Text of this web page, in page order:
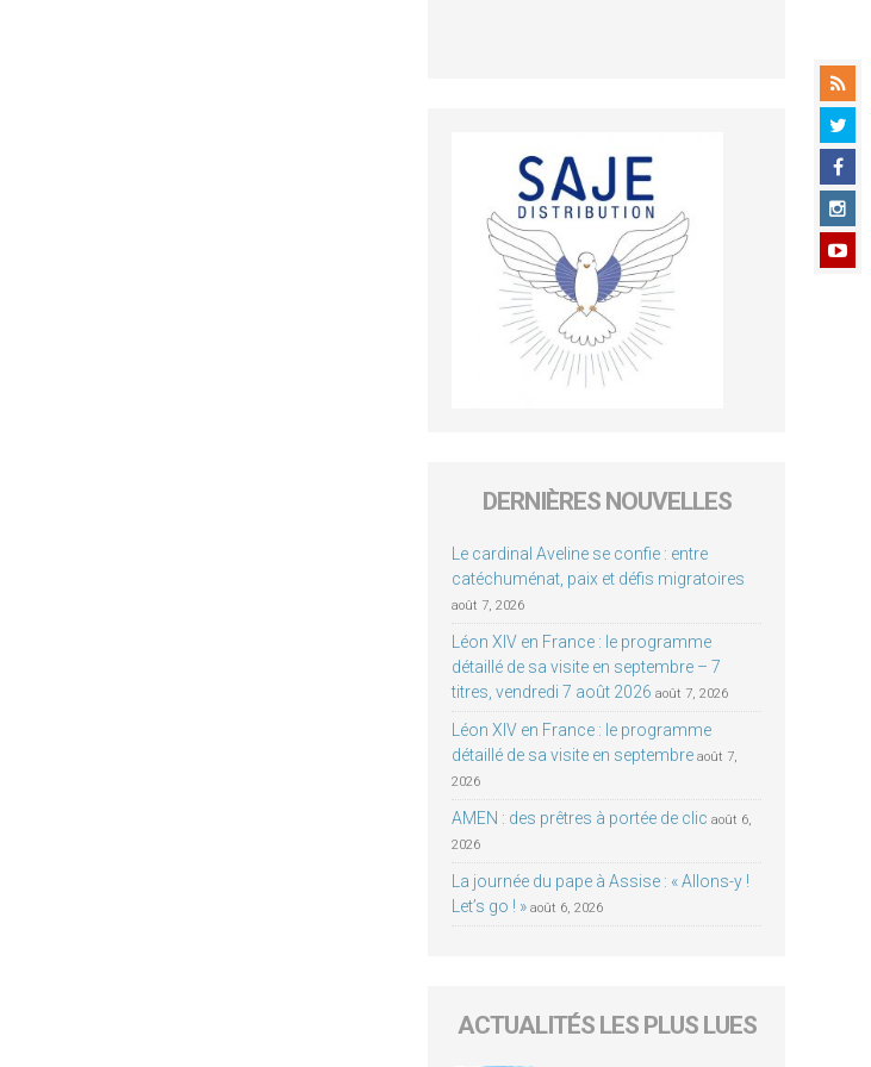
DERNIÈRES NOUVELLES
Le cardinal Aveline se confie : entre
catéchuménat, paix et défis migratoires
août 7, 2026
Léon XIV en France : le programme
détaillé de sa visite en septembre – 7
titres, vendredi 7 août 2026 août 7, 2026
Léon XIV en France : le programme
détaillé de sa visite en septembre août 7,
2026
AMEN : des prêtres à portée de clic août 6,
2026
La journée du pape à Assise : « Allons-y !
Let’s go ! » août 6, 2026
ACTUALITÉS LES PLUS LUES